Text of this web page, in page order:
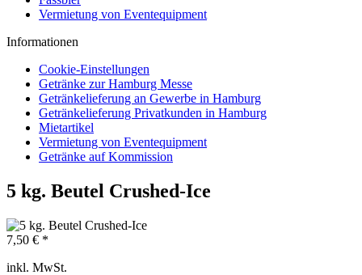
Vermietung von Eventequipment
Informationen
Cookie-Einstellungen
Getränke zur Hamburg Messe
Getränkelieferung an Gewerbe in Hamburg
Getränkelieferung Privatkunden in Hamburg
Mietartikel
Vermietung von Eventequipment
Getränke auf Kommission
5 kg. Beutel Crushed-Ice
7,50 € *
inkl. MwSt.